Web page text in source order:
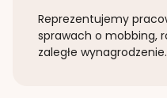
Reprezentujemy
sprawach o mobbing,
zaległe wynagrodzenie.